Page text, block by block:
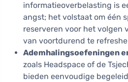
informatieoverbelasting is
angst; het volstaat om één
reserveren voor het volgen
van voortdurend te
Ademhalingsoefeningen
zoals Headspace of de
bieden eenvoudige